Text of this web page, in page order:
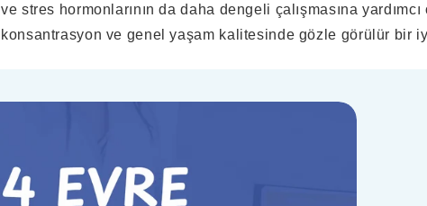
ve stres hormonlarının da daha dengeli çalışmasına
konsantrasyon ve genel yaşam kalitesinde gözle görülür bir